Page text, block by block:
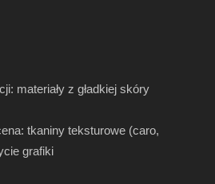
materiały z gładkiej skóry
tkaniny teksturowe (caro,
grafiki